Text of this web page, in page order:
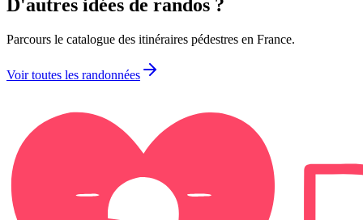
D'autres idées de randos ?
Parcours le catalogue des itinéraires pédestres en France.
Voir toutes les randonnées